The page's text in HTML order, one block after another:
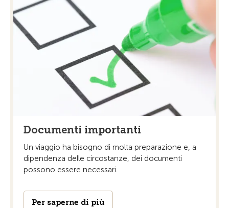
Documenti importanti
Un viaggio ha bisogno di molta preparazione e, a
dipendenza delle circostanze, dei documenti
possono essere necessari.
Per saperne di più